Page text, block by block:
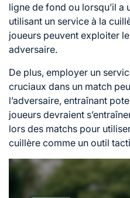
ligne de fond ou lorsqu’il a
utilisant un service à la
joueurs peuvent exploiter
adversaire.
De plus, employer un
cruciaux dans un match
l’adversaire, entraînant
joueurs devraient
lors des matchs pour
cuillère comme un outil